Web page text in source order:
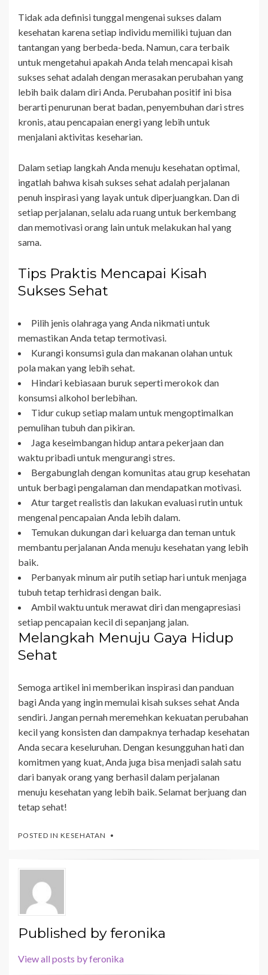
Tidak ada definisi tunggal mengenai sukses dalam
kesehatan karena setiap individu memiliki tujuan dan
tantangan yang berbeda-beda. Namun, cara terbaik
untuk mengetahui apakah Anda telah mencapai kisah
sukses sehat adalah dengan merasakan perubahan yang
lebih baik dalam diri Anda. Perubahan positif ini bisa
berarti penurunan berat badan, penyembuhan dari stres
kronis, atau pencapaian energi yang lebih untuk
menjalani aktivitas keseharian.
Dalam setiap langkah Anda menuju kesehatan optimal,
ingatlah bahwa kisah sukses sehat adalah perjalanan
penuh inspirasi yang layak untuk diperjuangkan. Dan di
setiap perjalanan, selalu ada ruang untuk berkembang
dan memotivasi orang lain untuk melakukan hal yang
sama.
Tips Praktis Mencapai Kisah
Sukses Sehat
Pilih jenis olahraga yang Anda nikmati untuk
memastikan Anda tetap termotivasi.
Kurangi konsumsi gula dan makanan olahan untuk
pola makan yang lebih sehat.
Hindari kebiasaan buruk seperti merokok dan
konsumsi alkohol berlebihan.
Tidur cukup setiap malam untuk mengoptimalkan
pemulihan tubuh dan pikiran.
Jaga keseimbangan hidup antara pekerjaan dan
waktu pribadi untuk mengurangi stres.
Bergabunglah dengan komunitas atau grup kesehatan
untuk berbagi pengalaman dan mendapatkan motivasi.
Atur target realistis dan lakukan evaluasi rutin untuk
mengenal pencapaian Anda lebih dalam.
Temukan dukungan dari keluarga dan teman untuk
membantu perjalanan Anda menuju kesehatan yang lebih
baik.
Perbanyak minum air putih setiap hari untuk menjaga
tubuh tetap terhidrasi dengan baik.
Ambil waktu untuk merawat diri dan mengapresiasi
setiap pencapaian kecil di sepanjang jalan.
Melangkah Menuju Gaya Hidup
Sehat
Semoga artikel ini memberikan inspirasi dan panduan
bagi Anda yang ingin memulai kisah sukses sehat Anda
sendiri. Jangan pernah meremehkan kekuatan perubahan
kecil yang konsisten dan dampaknya terhadap kesehatan
Anda secara keseluruhan. Dengan kesungguhan hati dan
komitmen yang kuat, Anda juga bisa menjadi salah satu
dari banyak orang yang berhasil dalam perjalanan
menuju kesehatan yang lebih baik. Selamat berjuang dan
tetap sehat!
POSTED IN KESEHATAN
Published byferonika
View all posts by feronika